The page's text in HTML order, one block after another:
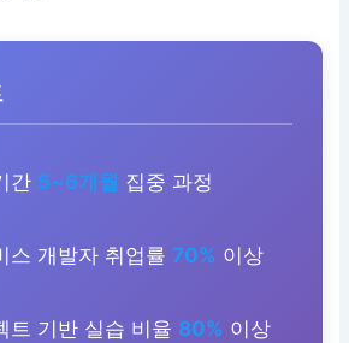
간 5~6개월 집중 과정
스 개발자 취업률70% 이상
트 기반 실습 비율 80% 이상